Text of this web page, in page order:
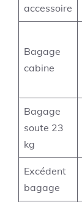
accessoire
Bagage
cabine
Bagage
soute 23
kg
Excédent
bagage